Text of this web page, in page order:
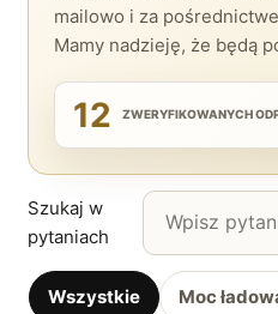
mailowo i za
Mamy nadzieję, że będą
12 ZWERYFIKOWANYCH
Szukaj w
pytaniach
Wszystkie Moc